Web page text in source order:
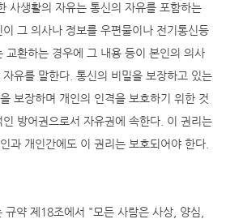
사생활의 자유는 통신의 자유를 포함하는
그 의사나 정보를 우편물이나 전기통신등
교환하는 경우에 그 내용 등이 본인의 의사
유를 말한다. 통신의 비밀을 보장하고 있는
보장하며 개인의 인격을 보호하기 위한 것
방어권으로서 자유권에 속한다. 이 권리는
과 개인간에도 이 권리는 보호되어야 한다.
약 제18조에서 "모든 사람은 사상, 양심,